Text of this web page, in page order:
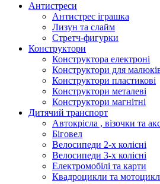
Антистреси
Антистрес іграшка
Лизун та слайм
Стретч-фигурки
Конструктори
Конструктора електроні
Конструктори для
Конструктори пластикові
Конструктори металеві
Конструктори магнітні
Дитячий транспорт
Автокрісла , візочки та
Біговел
Велосипеди 2-х колісні
Велосипеди 3-х колісні
Електромобілі та карти
Квадроцикли та